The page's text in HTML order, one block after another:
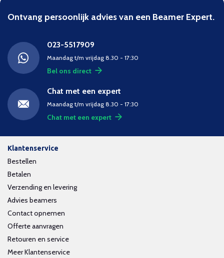
Ontvang persoonlijk advies van een Beamer Expert.
023-5517909
Maandag t/m vrijdag 8.30 - 17:30
Bel ons direct
Chat met een expert
Maandag t/m vrijdag 8.30 - 17:30
Chat met een expert
Klantenservice
Bestellen
Betalen
Verzending en levering
Advies beamers
Contact opnemen
Offerte aanvragen
Retouren en service
Meer Klantenservice